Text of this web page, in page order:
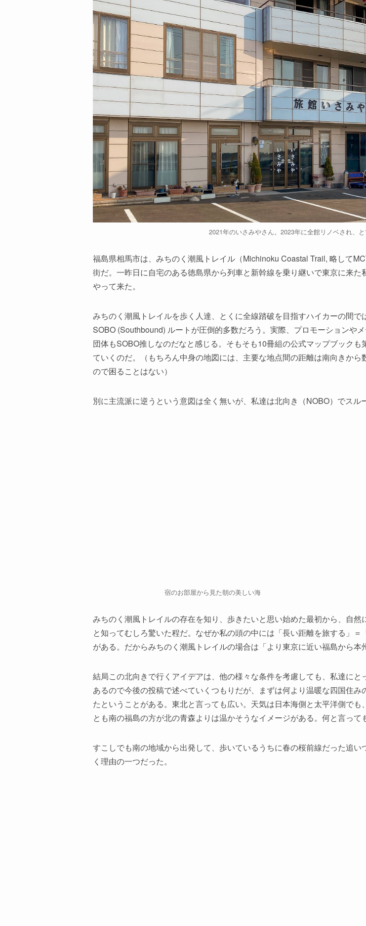
2021年のいさみやさん。2023年に全館リノベされ、
福島県相馬市は、みちのく潮風トレイル（Michinoku Coastal Trail, 略して
街だ。一昨日に自宅のある徳島県から列車と新幹線を乗り継いで東京に来
やって来た。
みちのく潮風トレイルを歩く人達、とくに全線踏破を目指すハイカーの間
SOBO (Southbound) ルートが圧倒的多数だろう。実際、プロモーションや
団体もSOBO推しなのだなと感じる。そもそも10冊組の公式マップブック
ていくのだ。（もちろん中身の地図には、主要な地点間の距離は南向きか
ので困ることはない）
別に主流派に逆うという意図は全く無いが、私達は北向き（NOBO）でスル
宿のお部屋から見た朝の美しい海
みちのく潮風トレイルの存在を知り、歩きたいと思い始めた最初から、自
と知ってむしろ驚いた程だ。なぜか私の頭の中には「長い距離を旅する」
がある。だからみちのく潮風トレイルの場合は「より東京に近い福島から本
結局この北向きで行くアイデアは、他の様々な条件を考慮しても、私達に
あるので今後の投稿で述べていくつもりだが、まずは何より温暖な四国住
たということがある。東北と言っても広い。天気は日本海側と太平洋側で
とも南の福島の方が北の青森よりは温かそうなイメージがある。何と言って
すこしでも南の地域から出発して、歩いているうちに春の桜前線だった追
く理由の一つだった。